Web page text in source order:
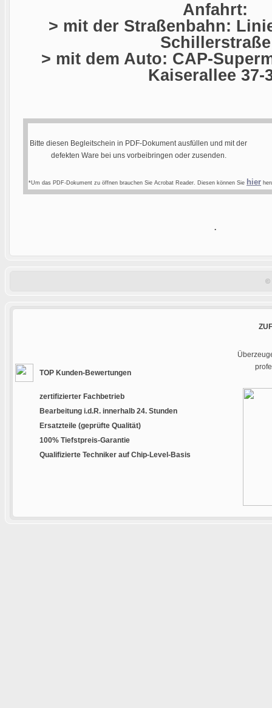
Anfahrt:
> mit der Straßenbahn:
Schillerstraße
> mit dem Auto: CAP-
Kaiserallee 37-
Bitte diesen Begleitschein in PDF-Dokument ausfüllen und mit der
defekten Ware bei uns vorbeibringen oder zusenden.
*Um das PDF-Dokument zu öffnen brauchen Sie Acrobat Reader. Diesen können Sie hier
.
©
TOP Kunden-Bewertungen
zertifizierter Fachbetrieb
Bearbeitung i.d.R. innerhalb 24. Stunden
Ersatzteile (geprüfte Qualität)
100% Tiefstpreis-Garantie
Qualifizierte Techniker auf Chip-Level-Basis